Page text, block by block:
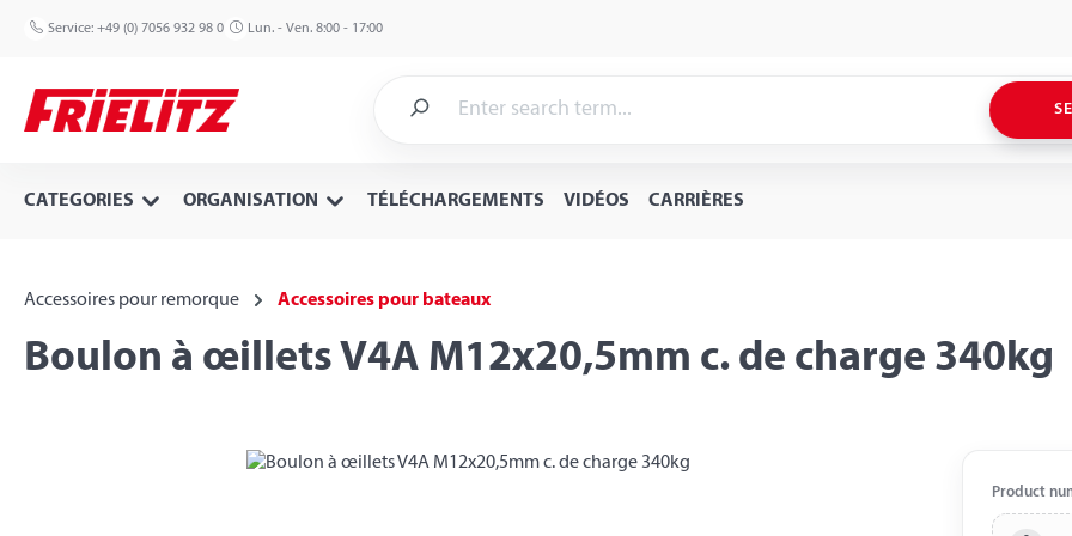
to main content
Skip to search
Skip to main navigation
Service: +49 (0) 7056 932 98 0 Lun. - Ven. 8:00 - 17:00
CATEGORIES ORGANISATION TÉLÉCHARGEMENTS VIDÉOS CARRIÈRES
Accessoires pour remorque Accessoires pour bateaux
Boulon à œillets V4A M12x20,5mm c. de charge 340kg
Product